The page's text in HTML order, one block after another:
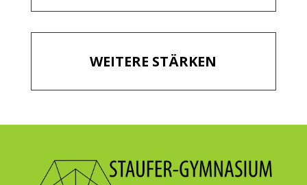
WEITERE STÄRKEN